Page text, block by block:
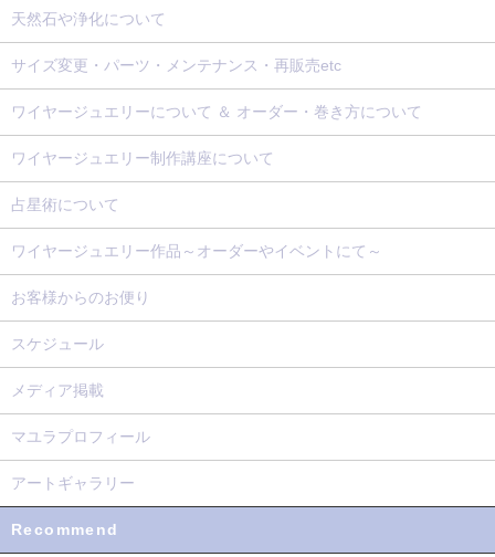
天然石や浄化について
サイズ変更・パーツ・メンテナンス・再販売etc
ワイヤージュエリーについて ＆ オーダー・巻き方について
ワイヤージュエリー制作講座について
占星術について
ワイヤージュエリー作品～オーダーやイベントにて～
お客様からのお便り
スケジュール
メディア掲載
マユラプロフィール
アートギャラリー
Recommend